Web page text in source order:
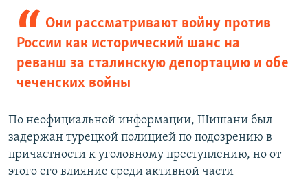
Они рассматривают войну против
России как исторический шанс на
реванш за сталинскую депортацию и обе
чеченских войны
По неофициальной информации, Шишани был
задержан турецкой полицией по подозрению в
причастности к уголовному преступлению, но от
этого его влияние среди активной части